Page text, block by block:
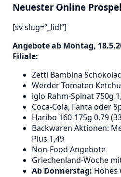
Neuester Online
[sv slug=“_lidl“]
Angebote ab Montag,
Filiale:
Zetti Bambina
Werder Tomaten
iglo Rahm-Spinat 750g
Coca-Cola, Fanta oder
Haribo 160-175g 0,79
Backwaren Aktionen:
Plus 1,49
Non-Food Angebote
Griechenland-Woche
Ab Donnerstag: Hohes